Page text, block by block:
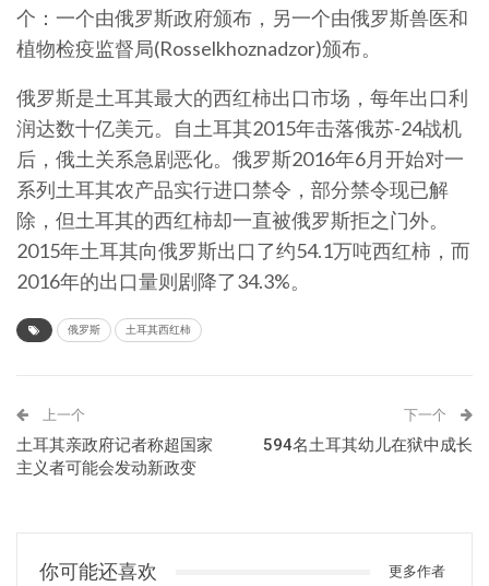
个：一个由俄罗斯政府颁布，另一个由俄罗斯兽医和
植物检疫监督局(Rosselkhoznadzor)颁布。
俄罗斯是土耳其最大的西红柿出口市场，每年出口利
润达数十亿美元。自土耳其2015年击落俄苏-24战机
后，俄土关系急剧恶化。俄罗斯2016年6月开始对一
系列土耳其农产品实行进口禁令，部分禁令现已解
除，但土耳其的西红柿却一直被俄罗斯拒之门外。
2015年土耳其向俄罗斯出口了约54.1万吨西红柿，而
2016年的出口量则剧降了34.3%。
俄罗斯 土耳其西红柿
上一个
土耳其亲政府记者称超国家
主义者可能会发动新政变
下一个
594名土耳其幼儿在狱中成长
你可能还喜欢 更多作者